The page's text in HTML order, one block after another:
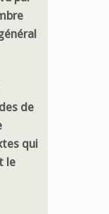
de
qui
le